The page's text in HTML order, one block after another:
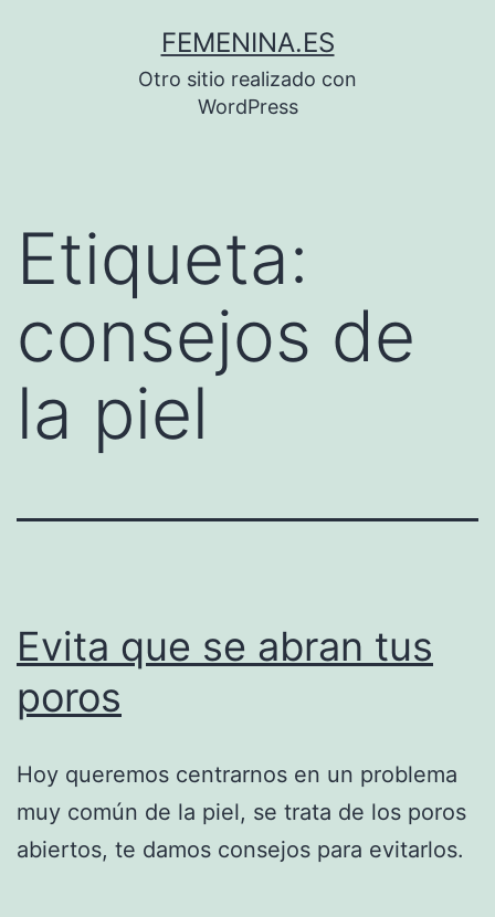
FEMENINA.ES
Otro sitio realizado con
WordPress
Etiqueta:
consejos de
la piel
Evita que se abran tus
poros
Hoy queremos centrarnos en un problema
muy común de la piel, se trata de los poros
abiertos, te damos consejos para evitarlos.